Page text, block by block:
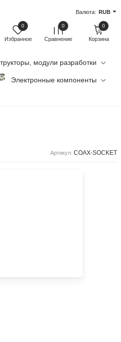
Валюта: RUB
0
Избранное
0
Сравнение
0
Корзина
модули разработки
Электронные компоненты
Артикул: COAX-SOCKET